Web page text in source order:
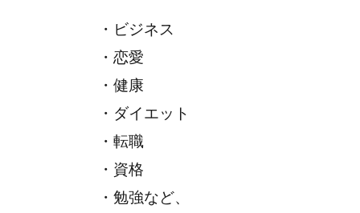
・ビジネス
・恋愛
・健康
・ダイエット
・転職
・資格
・勉強など、